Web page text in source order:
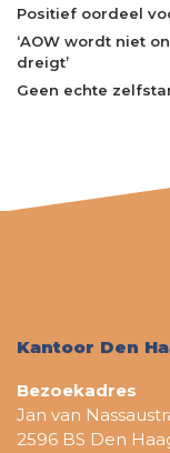
Positief oordeel
‘AOW wordt niet
dreigt’
Geen echte
Kantoor Den
Bezoekadres
Jan van
2596 BS Den